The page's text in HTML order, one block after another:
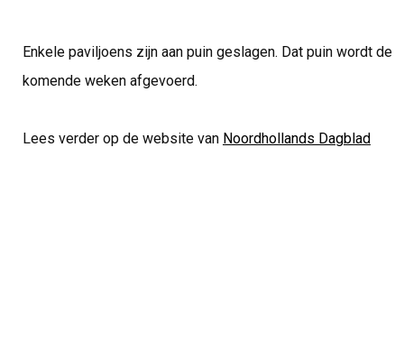
Enkele paviljoens zijn aan puin geslagen. Dat puin wordt de
komende weken afgevoerd.
Lees verder op de website van Noordhollands Dagblad